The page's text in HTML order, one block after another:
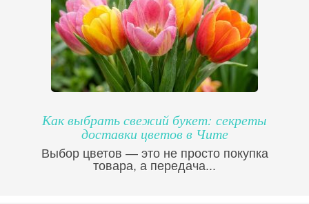
Как выбрать свежий букет: секреты
доставки цветов в Чите
Выбор цветов — это не просто покупка
товара, а передача...